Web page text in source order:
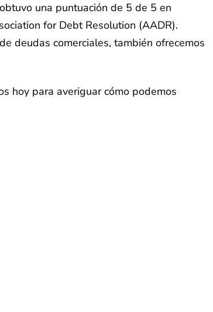
una puntuación de 5 de 5 en
for Debt Resolution (AADR).
deudas comerciales, también ofrecemos
hoy para averiguar cómo podemos